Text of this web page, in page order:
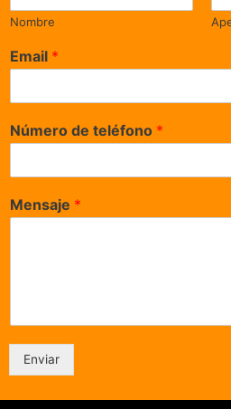
Nombre
Email *
Número de teléfono *
Mensaje *
Enviar